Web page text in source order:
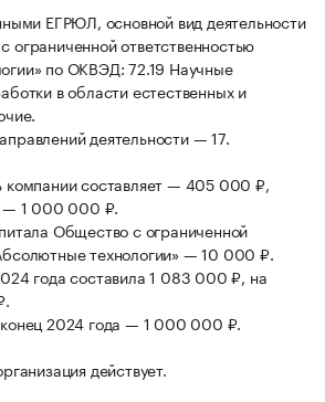
ЕГРЮЛ, основной вид деятельности
ограниченной ответственностью
по ОКВЭД: 72.19 Научные
в области естественных и
деятельности — 17.
компании составляет — 405 000 ₽,
— 1 000 000 ₽.
Общество с ограниченной
технологии» — 10 000 ₽.
года составила 1 083 000 ₽, на
2024 года — 1 000 000 ₽.
действует.